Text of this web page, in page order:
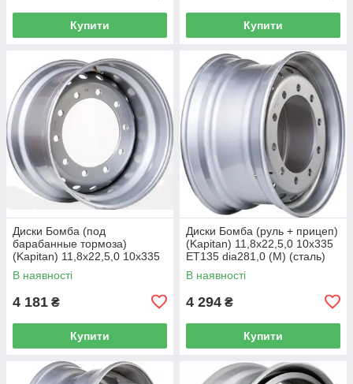
Купити Купити
Диски Бомба (под
барабанные тормоза)
(Kapitan) 11,8x22,5,0 10x335
ET0 dia281,0 (M) (сталь) (кт)
В наявності
4 181 ₴
Купити
Диски Бомба (руль + прицеп)
(Kapitan) 11,8x22,5,0 10x335
ET135 dia281,0 (M) (сталь)
(кт)
В наявності
4 294 ₴
Купити